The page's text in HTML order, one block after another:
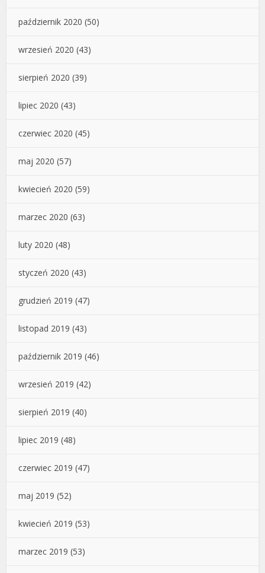
październik 2020 (50)
wrzesień 2020 (43)
sierpień 2020 (39)
lipiec 2020 (43)
czerwiec 2020 (45)
maj 2020 (57)
kwiecień 2020 (59)
marzec 2020 (63)
luty 2020 (48)
styczeń 2020 (43)
grudzień 2019 (47)
listopad 2019 (43)
październik 2019 (46)
wrzesień 2019 (42)
sierpień 2019 (40)
lipiec 2019 (48)
czerwiec 2019 (47)
maj 2019 (52)
kwiecień 2019 (53)
marzec 2019 (53)